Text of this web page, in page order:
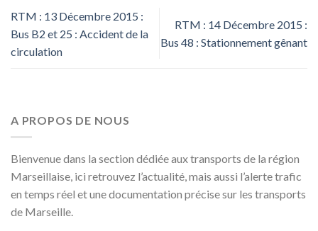
RTM : 13 Décembre 2015 :
Bus B2 et 25 : Accident de la
circulation
RTM : 14 Décembre 2015 :
Bus 48 : Stationnement gênant
A PROPOS DE NOUS
Bienvenue dans la section dédiée aux transports de la région
Marseillaise, ici retrouvez l’actualité, mais aussi l’alerte trafic
en temps réel et une documentation précise sur les transports
de Marseille.